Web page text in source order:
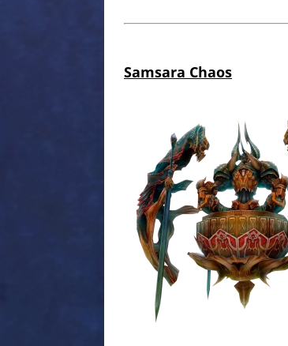
Samsara Chaos